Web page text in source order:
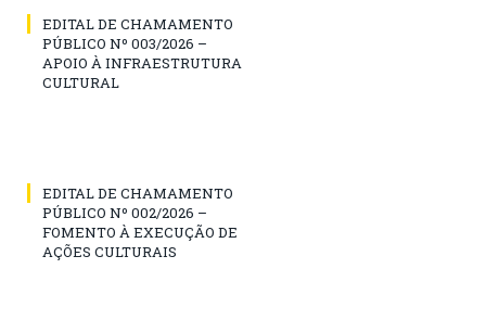
EDITAL DE CHAMAMENTO
PÚBLICO Nº 003/2026 –
APOIO À INFRAESTRUTURA
CULTURAL
EDITAL DE CHAMAMENTO
PÚBLICO Nº 002/2026 –
FOMENTO À EXECUÇÃO DE
AÇÕES CULTURAIS